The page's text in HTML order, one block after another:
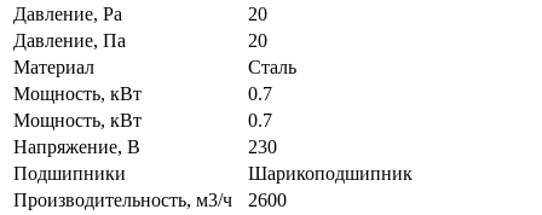
Давление, Pa
20
Давление, Па
20
Материал
Сталь
Мощность, кВт
0.7
Мощность, кВт
0.7
Напряжение, В
230
Подшипники
Шарикоподшипник
Производительность, м3/ч
2600